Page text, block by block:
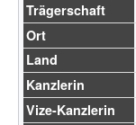
Trägerschaft
Ort
Land
Kanzlerin
Vize-Kanzlerin